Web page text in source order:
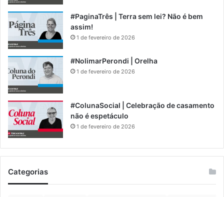
#PaginaTrês | Terra sem lei? Não é bem
assim!
1 de fevereiro de 2026
#NolimarPerondi | Orelha
1 de fevereiro de 2026
#ColunaSocial | Celebração de casamento
não é espetáculo
1 de fevereiro de 2026
Categorias